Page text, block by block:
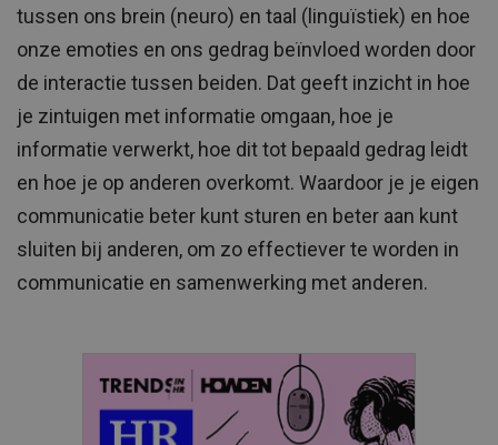
tussen ons brein (neuro) en taal (linguïstiek) en hoe
onze emoties en ons gedrag beïnvloed worden door
de interactie tussen beiden. Dat geeft inzicht in hoe
je zintuigen met informatie omgaan, hoe je
informatie verwerkt, hoe dit tot bepaald gedrag leidt
en hoe je op anderen overkomt. Waardoor je je eigen
communicatie beter kunt sturen en beter aan kunt
sluiten bij anderen, om zo effectiever te worden in
communicatie en samenwerking met anderen.